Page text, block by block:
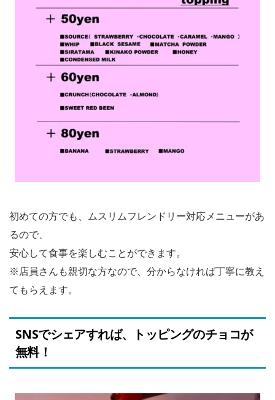
初めての方でも、ムスリムフレンドリー対応メニューがあ
るので、
安心して食事を楽しむことができます。
※店員さんも親切な方なので、分からなければ丁寧に教え
てもらえます。
SNSでシェアすれば、トッピングのチョコが
無料！